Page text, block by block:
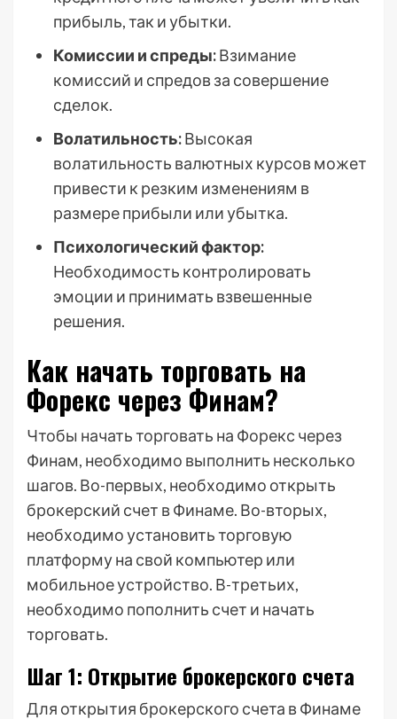
прибыль, так и убытки.
Комиссии и спреды:Взимание
комиссий и спредов за совершение
сделок.
Волатильность:Высокая
волатильность валютных курсов может
привести к резким изменениям в
размере прибыли или убытка.
Психологический фактор:
Необходимость контролировать
эмоции и принимать взвешенные
решения.
Как начать торговать на
Форекс через Финам?
Чтобы начать торговать на Форекс через
Финам, необходимо выполнить несколько
шагов. Во-первых, необходимо открыть
брокерский счет в Финаме. Во-вторых,
необходимо установить торговую
платформу на свой компьютер или
мобильное устройство. В-третьих,
необходимо пополнить счет и начать
торговать.
Шаг 1: Открытие брокерского счета
Для открытия брокерского счета в Финаме